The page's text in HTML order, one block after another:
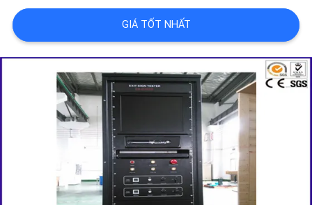
HỆ
CHÚNG
TÔI
GIÁ TỐT NHẤT